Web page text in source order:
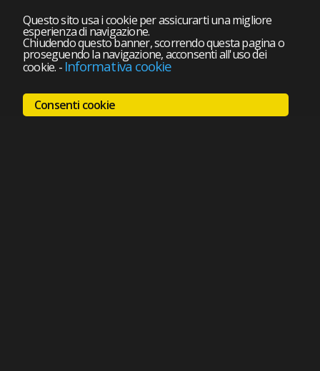
Questo sito usa i cookie per assicurarti una migliore
esperienza di navigazione.
Chiudendo questo banner, scorrendo questa pagina o
proseguendo la navigazione, acconsenti all'uso dei
cookie. - Informativa cookie
Consenti cookie